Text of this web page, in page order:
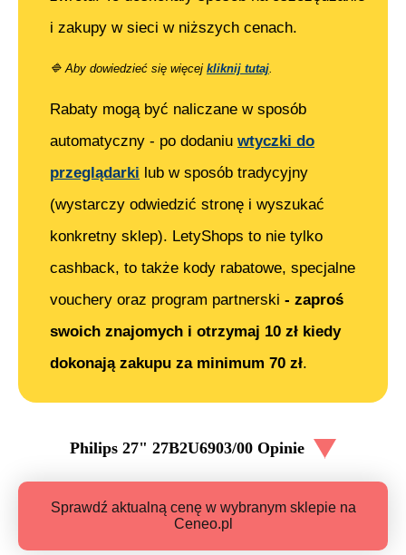
i zakupy w sieci w niższych cenach.
🔷 Aby dowiedzieć się więcej kliknij tutaj.
Rabaty mogą być naliczane w sposób
automatyczny - po dodaniu wtyczki do
przeglądarki lub w sposób tradycyjny
(wystarczy odwiedzić stronę i wyszukać
konkretny sklep). LetyShops to nie tylko
cashback, to także kody rabatowe, specjalne
vouchery oraz program partnerski - zaproś
swoich znajomych i otrzymaj 10 zł kiedy
dokonają zakupu za minimum 70 zł.
Philips 27" 27B2U6903/00 Opinie
Sprawdź aktualną cenę w wybranym sklepie na
Ceneo.pl